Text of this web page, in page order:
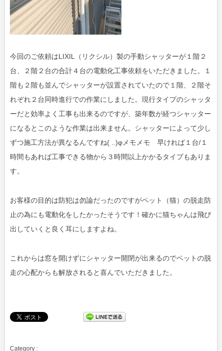
今回のご依頼はLIXIL（リクシル）製の手動シャッターが１階２
台、２階２台の合計４台の電動化工事依頼をいただきました。１
階も２階も並んでシャッターが設置されていたので１階、２階そ
れぞれ２台同時進行での作業にしました。現行タイプのシャッタ
ーだと効率よく工事も出来るのですが、築年数が経つシャッター
になるとこのような作業は出来ません。シャッターによって少し
ずつ施工方法が異なるんですね( ..)φメモメモ 早ければ１台/１
時間もあれば工事できる物から３時間以上かかるタイプもありま
す。
お客様の目的は防犯は勿論だったのですがペット（猫）の脱走防
止の為にも電動化をしたかったそうです！確かに猫ちゃんは飛び
出していくと良く耳にしますよね。
これからは窓を開けずにシャッター開閉が出来るのでペットの脱
走の心配からも解放されると喜んでいただきました。